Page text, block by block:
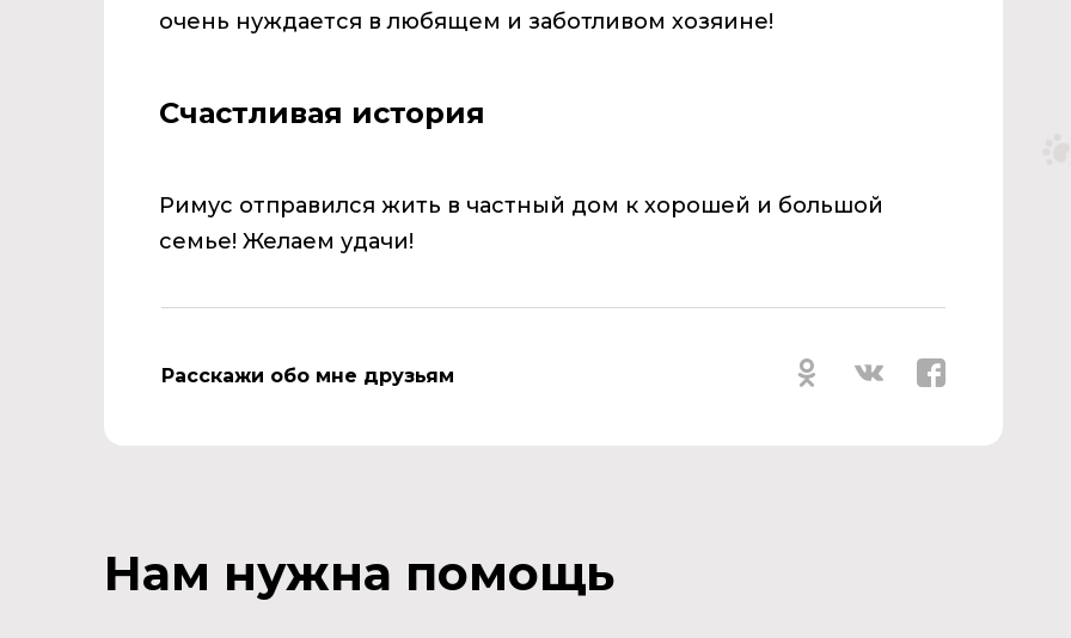
очень нуждается в любящем и заботливом хозяине!
Счастливая история
Римус отправился жить в частный дом к хорошей и большой
семье! Желаем удачи!
Расскажи обо мне друзьям
Нам нужна помощь